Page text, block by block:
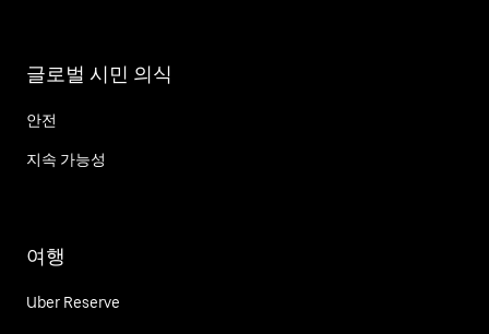
글로벌 시민 의식
안전
지속 가능성
여행
Uber Reserve